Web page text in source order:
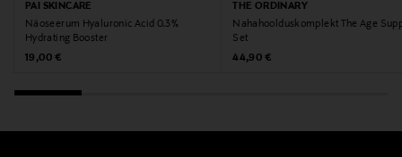
PAI SKINCARE
Näoseerum Hyaluronic Acid 0.3%
Hydrating Booster
Original Price
19,00 €
THE ORDINARY
Nahahoolduskomplekt The Age
Set
Original Price
44,90 €